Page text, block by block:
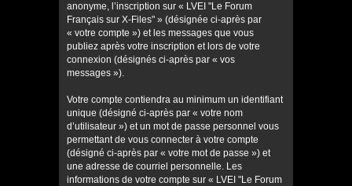
anonyme, l’inscription sur « LVEI "Le Forum
Français sur X-Files" » (désignée ci-après par
« votre compte ») et les messages que vous
publiez après votre inscription et lors de votre
connexion (désignés ci-après par « vos
messages »).
Votre compte contiendra au minimum un identifiant
unique (désigné ci-après par « votre nom
d’utilisateur ») et un mot de passe personnel vous
permettant de vous connecter à votre compte
(désigné ci-après par « votre mot de passe ») et
une adresse de courriel personnelle. Les
informations de votre compte sur « LVEI "Le Forum